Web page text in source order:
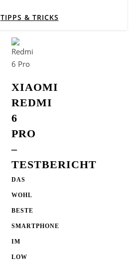
TIPPS & TRICKS
XIAOMI
REDMI
6
PRO
–
TESTBERICHT
DAS
WOHL
BESTE
SMARTPHONE
IM
LOW